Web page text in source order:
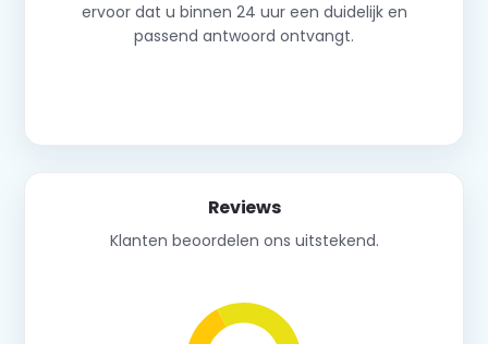
ervoor dat u binnen 24 uur een duidelijk en
passend antwoord ontvangt.
Reviews
Klanten beoordelen ons uitstekend.